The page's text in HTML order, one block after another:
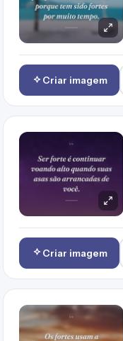
Criar imagem
Criar imagem